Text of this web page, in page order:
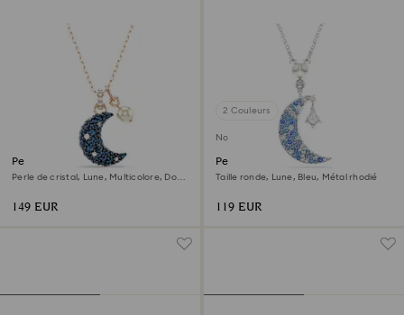
Pendentif Sublima
Perle de cristal, Lune, Multicolore, Doré
149 EUR
2 Couleurs
Nouveau
Pendentif Symbolica
Taille ronde, Lune, Bleu, Métal rhodié
119 EUR